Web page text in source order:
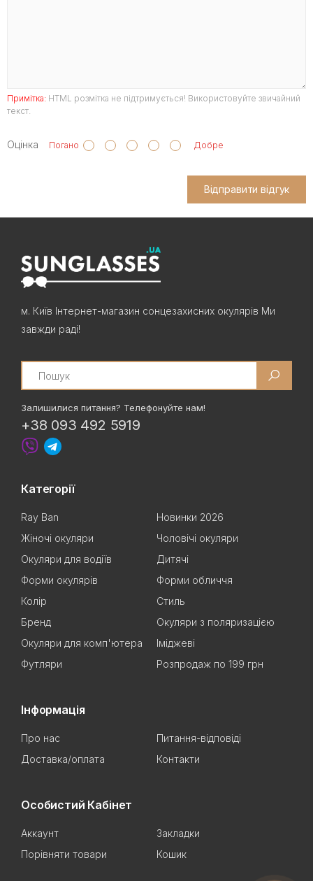
Примітка: HTML розмітка не підтримується! Використовуйте звичайний
текст.
Оцінка Погано Добре
Відправити відгук
м. Київ Інтернет-магазин сонцезахисних окулярів Ми
завжди раді!
Search
Залишилися питання? Телефонуйте нам!
+38 093 492 5919
Категорії
Ray Ban
Новинки 2026
Жіночі окуляри
Чоловічі окуляри
Окуляри для водіїв
Дитячі
Форми окулярів
Форми обличчя
Колір
Стиль
Бренд
Окуляри з поляризацією
Окуляри для комп'ютера
Іміджеві
Футляри
Розпродаж по 199 грн
Інформація
Про нас
Питання-відповіді
Доставка/оплата
Контакти
Особистий Кабінет
Аккаунт
Закладки
Порівняти товари
Кошик